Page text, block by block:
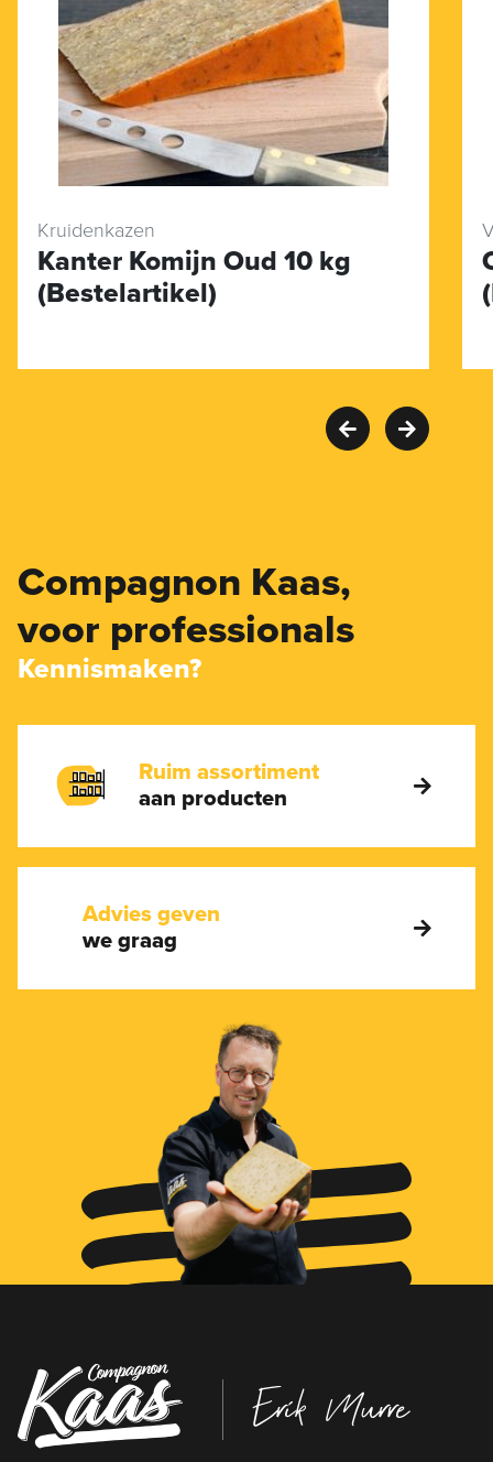
Kruidenkazen
Kanter Komijn Oud 10 kg
(Bestelartikel)
Compagnon Kaas,
voor professionals
Kennismaken?
Ruim assortiment
aan producten
Advies geven
we graag
Erik Murre